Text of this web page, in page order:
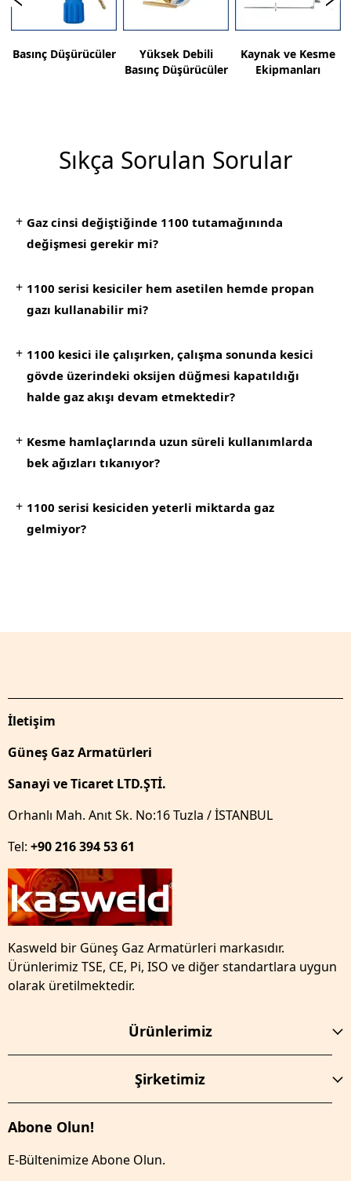
Basınç Düşürücüler
Yüksek Debili
Basınç Düşürücüler
Kaynak ve Kesme
Ekipmanları
Sıkça Sorulan Sorular
+ Gaz cinsi değiştiğinde 1100 tutamağınında
değişmesi gerekir mi?
+ 1100 serisi kesiciler hem asetilen hemde propan
gazı kullanabilir mi?
+ 1100 kesici ile çalışırken, çalışma sonunda kesici
gövde üzerindeki oksijen düğmesi kapatıldığı
halde gaz akışı devam etmektedir?
+ Kesme hamlaçlarında uzun süreli kullanımlarda
bek ağızları tıkanıyor?
+ 1100 serisi kesiciden yeterli miktarda gaz
gelmiyor?
İletişim
Güneş Gaz Armatürleri
Sanayi ve Ticaret LTD.ŞTİ.
Orhanlı Mah. Anıt Sk. No:16 Tuzla / İSTANBUL
Tel: +90 216 394 53 61
Kasweld bir Güneş Gaz Armatürleri markasıdır.
Ürünlerimiz TSE, CE, Pi, ISO ve diğer standartlara uygun
olarak üretilmektedir.
Ürünlerimiz
Şirketimiz
Abone Olun!
E-Bültenimize Abone Olun.